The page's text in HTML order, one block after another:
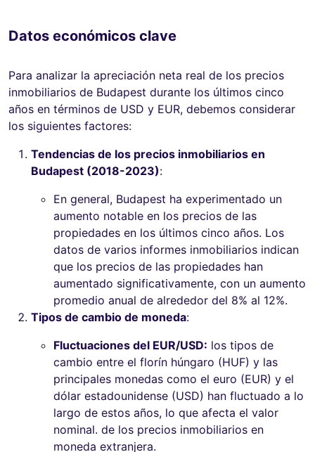
Datos económicos clave
Para analizar la apreciación neta real de los precios
inmobiliarios de Budapest durante los últimos cinco
años en términos de USD y EUR, debemos considerar
los siguientes factores:
Tendencias de los precios inmobiliarios en
Budapest (2018-2023):
En general, Budapest ha experimentado un
aumento notable en los precios de las
propiedades en los últimos cinco años. Los
datos de varios informes inmobiliarios indican
que los precios de las propiedades han
aumentado significativamente, con un aumento
promedio anual de alrededor del 8% al 12%.
Tipos de cambio de moneda:
Fluctuaciones del EUR/USD: los tipos de
cambio entre el florín húngaro (HUF) y las
principales monedas como el euro (EUR) y el
dólar estadounidense (USD) han fluctuado a lo
largo de estos años, lo que afecta el valor
nominal. de los precios inmobiliarios en
moneda extranjera.